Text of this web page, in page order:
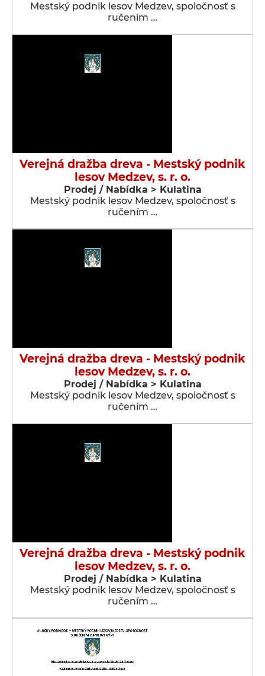
Mestský podnik lesov Medzev, spoločnosť s
ručením …
Verejná dražba dreva - Mestský podnik
lesov Medzev, s. r. o.
Prodej / Nabídka > Kulatina
Mestský podnik lesov Medzev, spoločnosť s
ručením …
Verejná dražba dreva - Mestský podnik
lesov Medzev, s. r. o.
Prodej / Nabídka > Kulatina
Mestský podnik lesov Medzev, spoločnosť s
ručením …
Verejná dražba dreva - Mestský podnik
lesov Medzev, s. r. o.
Prodej / Nabídka > Kulatina
Mestský podnik lesov Medzev, spoločnosť s
ručením …